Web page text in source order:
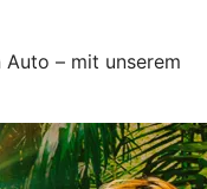
Auto – mit unserem